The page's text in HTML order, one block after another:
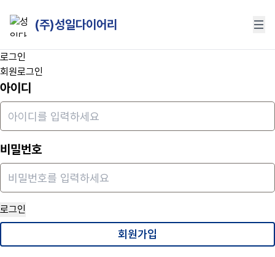
(주)성일다이어리
로그인
회원로그인
아이디
비밀번호
로그인
회원가입